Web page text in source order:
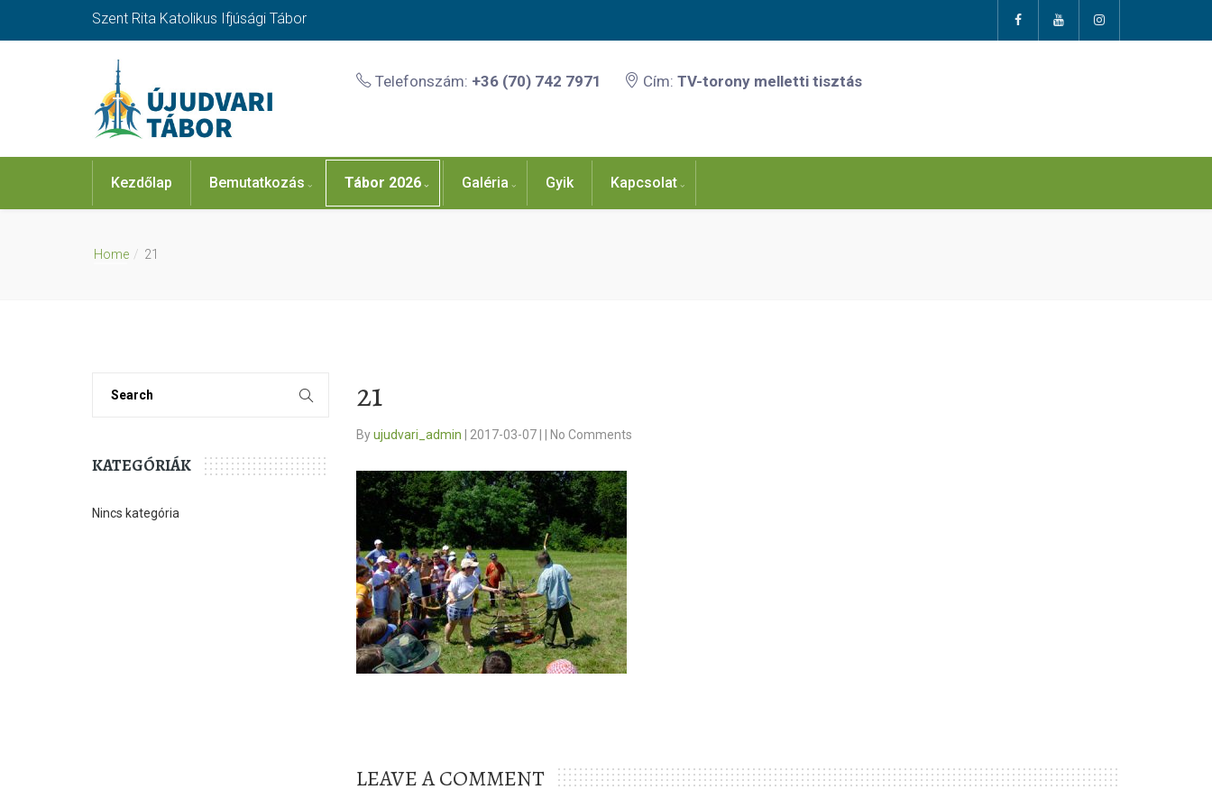
Szent Rita Katolikus Ifjúsági Tábor
Telefonszám: +36 (70) 742 7971 Cím: TV-torony melletti tisztás
Kezdőlap Bemutatkozás Tábor 2026 Galéria Gyik Kapcsolat
Home 21
KATEGÓRIÁK
Nincs kategória
21
Byujudvari_admin 2017-03-07 No Comments
LEAVE A COMMENT